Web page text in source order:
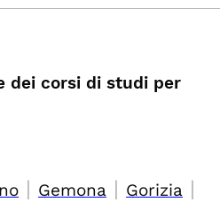
dei corsi di studi per
| Gemona | Gorizia |